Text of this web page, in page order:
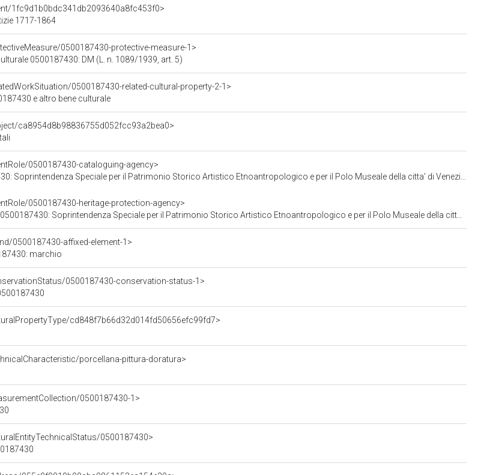
1fc9d1b0bdc341db2093640a8fc453f0>
1717-1864
0500187430-protective-measure-1>
0500187430: DM (L. n. 1089/1939, art. 5)
0500187430-related-cultural-property-2-1>
e altro bene culturale
ca8954d8b98836755d052fcc93a2bea0>
0500187430-cataloguing-agency>
Speciale per il Patrimonio Storico Artistico Etnoantropologico e per il Polo Museale della citta' di Venezia e dei comuni della gronda lagunare
0500187430-heritage-protection-agency>
Soprintendenza Speciale per il Patrimonio Storico Artistico Etnoantropologico e per il Polo Museale della citta' di Venezia e dei comuni della gronda lagunare
0500187430-affixed-element-1>
marchio
0500187430-conservation-status-1>
cd848f7b66d32d014fd50656efc99fd7>
porcellana-pittura-doratura>
0500187430-1>
0500187430>